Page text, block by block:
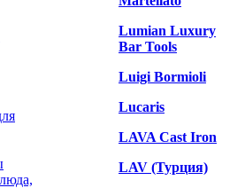
Lumian Luxury
Bar Tools
Luigi Bormioli
Lucaris
LAVA Cast Iron
LAV (Турция)